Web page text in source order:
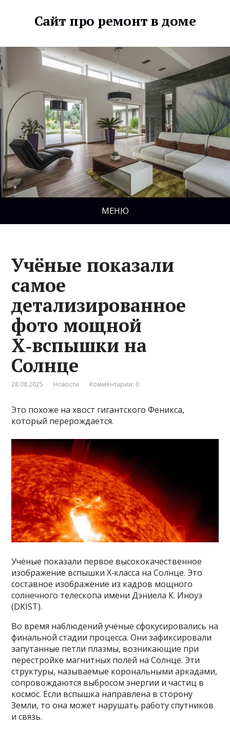
Сайт про ремонт в доме
МЕНЮ
Учёные показали
самое
детализированное
фото мощной
Х‑вспышки на
Солнце
28.08.2025 Новости Комментарии: 0
Это похоже на хвост гигантского Феникса,
который перерождается.
Учёные показали первое высококачественное
изображение вспышки X‑класса на Солнце. Это
составное изображение из кадров мощного
солнечного телескопа имени Дэниела К. Иноуэ
(DKIST).
Во время наблюдений учёные сфокусировались на
финальной стадии процесса. Они зафиксировали
запутанные петли плазмы, возникающие при
перестройке магнитных полей на Солнце. Эти
структуры, называемые корональными аркадами,
сопровождаются выбросом энергии и частиц в
космос. Если вспышка направлена в сторону
Земли, то она может нарушать работу спутников
и связь.